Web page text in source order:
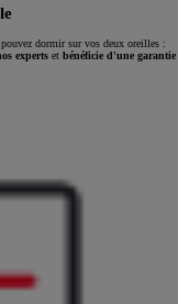
dormir sur vos deux oreilles :
experts et bénéficie d'une garantie